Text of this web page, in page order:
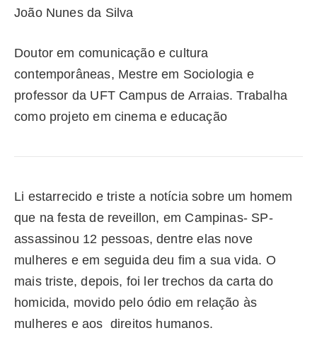
João Nunes da Silva
Doutor em comunicação e cultura
contemporâneas, Mestre em Sociologia e
professor da UFT Campus de Arraias. Trabalha
como projeto em cinema e educação
Li estarrecido e triste a notícia sobre um homem
que na festa de reveillon, em Campinas- SP-
assassinou 12 pessoas, dentre elas nove
mulheres e em seguida deu fim a sua vida. O
mais triste, depois, foi ler trechos da carta do
homicida, movido pelo ódio em relação às
mulheres e aos direitos humanos.